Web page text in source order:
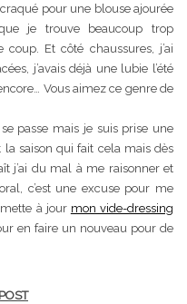
pour une blouse ajourée
je trouve beaucoup trop
Et côté chaussures, j’ai
j’avais déjà une lubie l’été
Vous aimez ce genre de
passe mais je suis prise une
la saison qui fait cela mais dès
j’ai du mal à me raisonner et
c’est une excuse pour me
à jour mon vide-dressing
en faire un nouveau pour de